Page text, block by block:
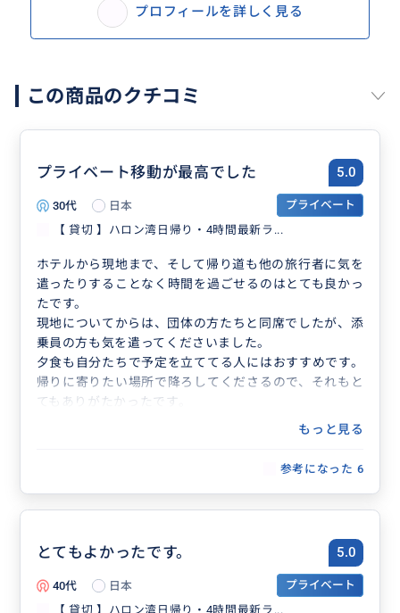
POINT 1 往復高速道路利用
往復高速道路を利用し、片道約2時間半でハロン市へ。
一般道路利用のツアーに比べ、より快適に移動できま
す。
※車を貸し切って専属ドライバーとらくらくツアー
ペットボトルの水 (おひとりに 1本)
プロフィールを詳しく見る
この商品のクチコミ
プライベート移動が最高でした 5.0
30代 日本
プライベート
【 貸切 】ハロン湾日帰り・4時間最新ラ...
ホテルから現地まで、そして帰り道も他の旅行者に気を
遣ったりすることなく時間を過ごせるのはとても良かっ
たです。
現地についてからは、団体の方たちと同席でしたが、添
乗員の方も気を遣ってくださいました。
夕食も自分たちで予定を立ててる人にはおすすめです。
帰りに寄りたい場所で降ろしてくださるので、それもと
てもありがたかったです。
もっと見る
参考になった 6
とてもよかったです。 5.0
40代 日本
プライベート
【 貸切 】ハロン湾日帰り・4時間最新ラ...